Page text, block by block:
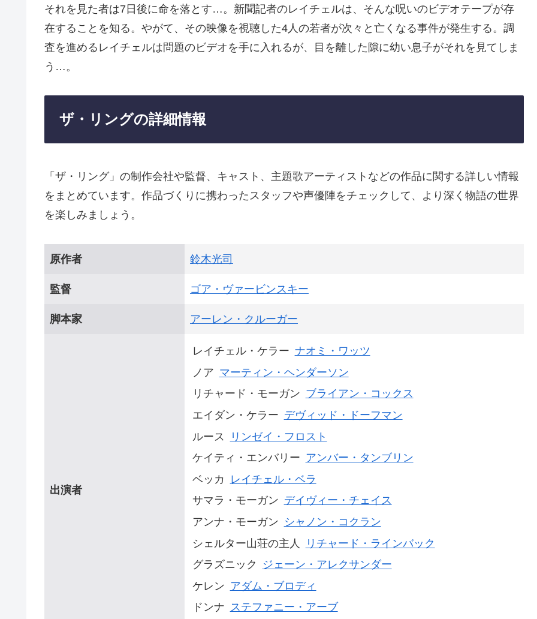
それを見た者は7日後に命を落とす…。新聞記者のレイチェルは、そんな呪いのビデオテープが存
在することを知る。やがて、その映像を視聴した4人の若者が次々と亡くなる事件が発生する。調
査を進めるレイチェルは問題のビデオを手に入れるが、目を離した隙に幼い息子がそれを見てしま
う…。
ザ・リングの詳細情報
「ザ・リング」の制作会社や監督、キャスト、主題歌アーティストなどの作品に関する詳しい情報
をまとめています。作品づくりに携わったスタッフや声優陣をチェックして、より深く物語の世界
を楽しみましょう。
原作者 鈴木光司
監督 ゴア・ヴァービンスキー
脚本家 アーレン・クルーガー
出演者
レイチェル・ケラー ナオミ・ワッツ
ノア マーティン・ヘンダーソン
リチャード・モーガン ブライアン・コックス
エイダン・ケラー デヴィッド・ドーフマン
ルース
リンゼイ・フロスト
ケイティ・エンバリー アンバー・タンブリン
ベッカ
レイチェル・ベラ
サマラ・モーガン デイヴィー・チェイス
アンナ・モーガン シャノン・コクラン
シェルター山荘の主人
リチャード・ラインバック
グラズニック
ジェーン・アレクサンダー
ケレン アダム・ブロディ
ドンナ ステファニー・アーブ